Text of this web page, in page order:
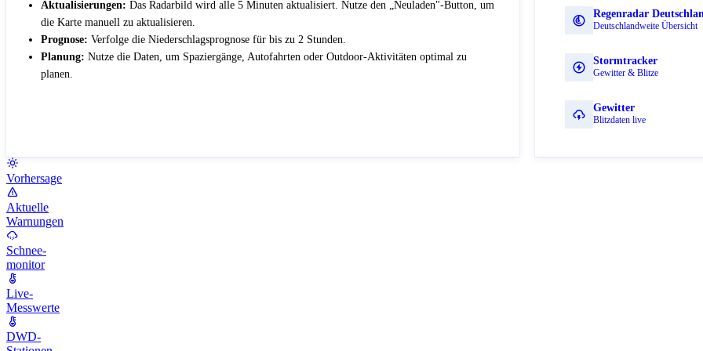
Aktualisierungen: Das Radarbild wird alle 5 Minuten aktualisiert. Nutze den „Neuladen"-Button, um
die Karte manuell zu aktualisieren.
Prognose: Verfolge die Niederschlagsprognose für bis zu 2 Stunden.
Planung: Nutze die Daten, um Spaziergänge, Autofahrten oder Outdoor-Aktivitäten optimal zu
planen.
Regenradar
Deutschlandweite Übersicht
Stormtracker
Gewitter & Blitze
Gewitter
Blitzdaten live
Vorhersage
Aktuelle
Warnungen
Schnee-
monitor
Live-
Messwerte
DWD-